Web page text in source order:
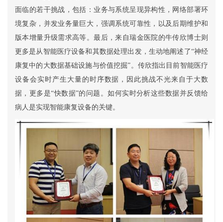
面临的若干挑战，包括：业务与系统呈现异构性，网络部署环
境复杂，并发业务量巨大，强调系统可靠性，以及后期维护和
版本增量升级需求高等。最后，来自瑞金医院的牛传欣博士则
更多是从智能医疗设备和其数据处理出发，生动地阐述了“神经
康复中的大数据基础设施与价值挖掘”。传欣指出目前智能医疗
设备会实时产生大量的时序数据，因此挑战不光来自于大数
据，更多是“快数据”的问题。如何实时分析这些数据并反馈给
病人是实现智能康复设备的关键。